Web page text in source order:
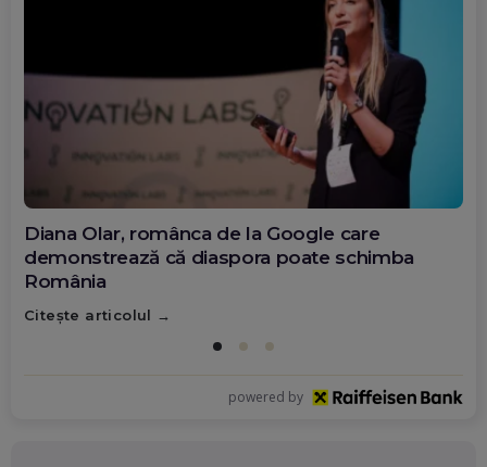
Diana Olar, românca de la Google care
demonstrează că diaspora poate schimba
România
Citește articolul
powered by